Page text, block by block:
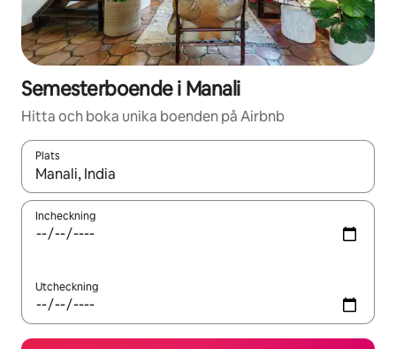
Semesterboende i Manali
Hitta och boka unika boenden på Airbnb
Plats
När resultaten är tillgängliga kan du navigera med upp- och
Incheckning
Utcheckning